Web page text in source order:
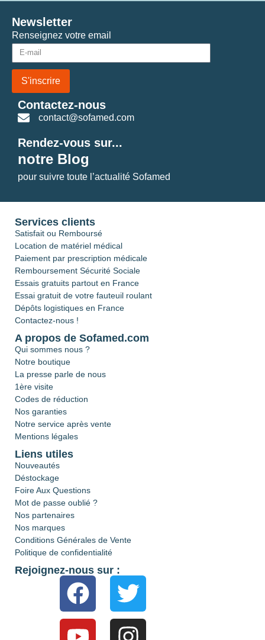
Renseignez votre email
S'inscrire
Newsletter
Contactez-nous
contact@sofamed.com
Rendez-vous sur...
notre Blog
pour suivre toute l’actualité Sofamed
Services clients
Satisfait ou Remboursé
Location de matériel médical
Paiement par prescription médicale
Remboursement Sécurité Sociale
Essais gratuits partout en France
Essai gratuit de votre fauteuil roulant
Dépôts logistiques en France
Contactez-nous !
A propos de Sofamed.com
Qui sommes nous ?
Notre boutique
La presse parle de nous
1ère visite
Codes de réduction
Nos garanties
Notre service après vente
Mentions légales
Liens utiles
Nouveautés
Déstockage
Foire Aux Questions
Mot de passe oublié ?
Nos partenaires
Nos marques
Conditions Générales de Vente
Politique de confidentialité
Rejoignez-nous sur :